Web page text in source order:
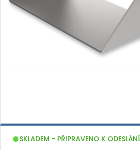
SKLADEM - PŘIPRAVENO K ODESLÁNÍ